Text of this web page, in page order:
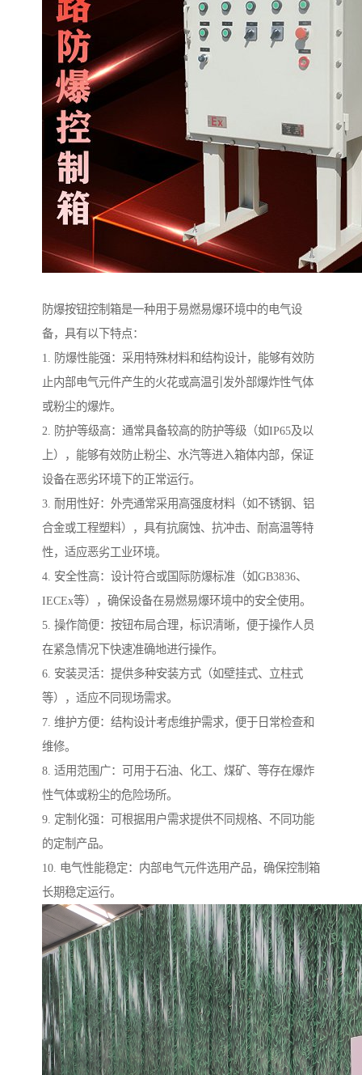
防爆按钮控制箱是一种用于易燃易爆环境中的电气设
备，具有以下特点：
1. 防爆性能强：采用特殊材料和结构设计，能够有效防
止内部电气元件产生的火花或高温引发外部爆炸性气体
或粉尘的爆炸。
2. 防护等级高：通常具备较高的防护等级（如IP65及以
上），能够有效防止粉尘、水汽等进入箱体内部，保证
设备在恶劣环境下的正常运行。
3. 耐用性好：外壳通常采用高强度材料（如不锈钢、铝
合金或工程塑料），具有抗腐蚀、抗冲击、耐高温等特
性，适应恶劣工业环境。
4. 安全性高：设计符合或国际防爆标准（如GB3836、
IECEx等），确保设备在易燃易爆环境中的安全使用。
5. 操作简便：按钮布局合理，标识清晰，便于操作人员
在紧急情况下快速准确地进行操作。
6. 安装灵活：提供多种安装方式（如壁挂式、立柱式
等），适应不同现场需求。
7. 维护方便：结构设计考虑维护需求，便于日常检查和
维修。
8. 适用范围广：可用于石油、化工、煤矿、等存在爆炸
性气体或粉尘的危险场所。
9. 定制化强：可根据用户需求提供不同规格、不同功能
的定制产品。
10. 电气性能稳定：内部电气元件选用产品，确保控制箱
长期稳定运行。